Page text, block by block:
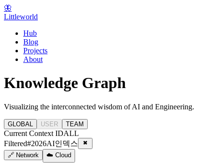
🦋
Littleworld
Hub
Blog
Projects
About
Knowledge Graph
Visualizing the interconnected wisdom of AI and Engineering.
GLOBAL USER TEAM
Current Context IDALL
Filtered#2026AI인덱스
🔗 Network ☁️ Cloud